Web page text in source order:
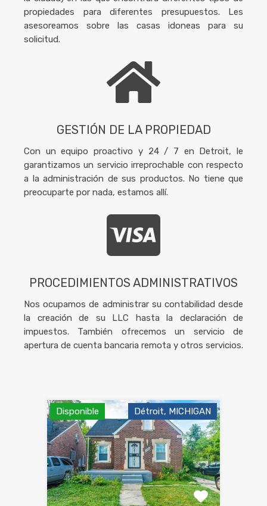
propiedades para diferentes presupuestos. Les
asesoreamos sobre las casas idoneas para su
solicitud.
GESTIÓN DE LA PROPIEDAD
Con un equipo proactivo y 24 / 7 en Detroit, le
garantizamos un servicio irreprochable con respecto
a la administración de sus productos. No tiene que
preocuparte por nada, estamos allí.
PROCEDIMIENTOS ADMINISTRATIVOS
Nos ocupamos de administrar su contabilidad desde
la creación de su LLC hasta la declaración de
impuestos. También ofrecemos un servicio de
apertura de cuenta bancaria remota y otros servicios.
Disponible Détroit, MICHIGAN